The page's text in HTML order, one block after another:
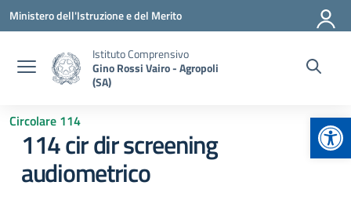
Vai ai contenuti
Vai al menu di navigazione
Vai al footer
Ministero dell'Istruzione e del Merito
Istituto Comprensivo
Gino Rossi Vairo - Agropoli
(SA)
Circolare 114
114 cir dir screening
audiometrico